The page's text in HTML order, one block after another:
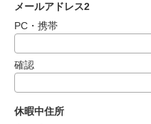
メールアドレス2
PC・携帯
確認
休暇中住所